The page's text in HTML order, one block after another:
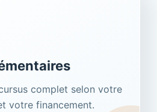
complet selon votre
votre financement.